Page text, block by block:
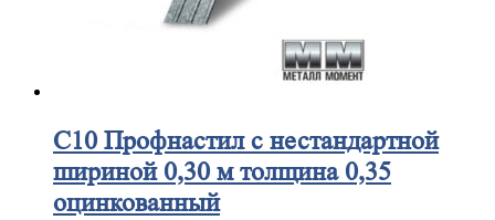
С10Профнастил с нестандартной
шириной 0,30 м толщина 0,35
оцинкованный